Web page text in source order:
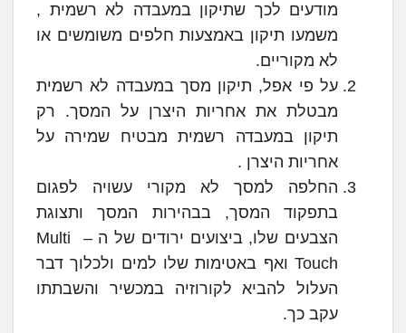
מודעים לכך שתיקון במעבדה לא רשמית ,
משמעו תיקון באמצעות חלפים משומשים או
לא מקוריים.
על פי אפל, תיקון מסך במעבדה לא רשמית
מבטלת את אחריות היצרן על המסך. רק
תיקון במעבדה רשמית מבטיח שמירה על
אחריות היצרן .
החלפה למסך לא מקורי עשויה לפגום
בתפקוד המסך, בבהירות המסך ותצוגת
הצבעים שלו, ביצועים ירודים של ה – Multi
Touch ואף באטימות שלו למים ולכלוך דבר
העלול להביא לקורוזיה במכשיר והשבתתו
עקב כך.